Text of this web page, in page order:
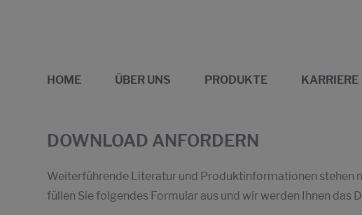
HOME ÜBER UNS PRODUKTE KARRIERE
DOWNLOAD ANFORDERN
Weiterführende Literatur und Produktinformationen stehen
füllen Sie folgendes Formular aus und wir werden Ihnen das